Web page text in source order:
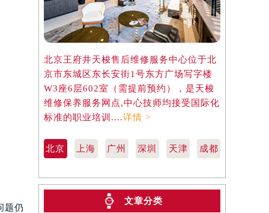
题仍
北京王府井天梭售后维修服务中心位于北
京市东城区东长安街1号东方广场写字楼
W3座6层602室（需提前预约），是天梭
维修保养服务网点,中心技师均接受国际化
标准的职业培训....详情 >
北京 上海 广州 深圳 天津 成都
文章分类